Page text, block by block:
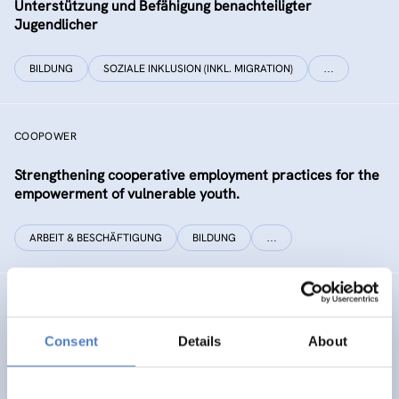
Consent Details About
Unterstützung und Befähigung benachteiligter
Jugendlicher
BILDUNG SOZIALE INKLUSION (INKL. MIGRATION) …
COOPOWER
Strengthening cooperative employment practices for the
empowerment of vulnerable youth.
ARBEIT & BESCHÄFTIGUNG BILDUNG …
KLIMASCHUTZ & KLIMAWANDELANPASSUNG